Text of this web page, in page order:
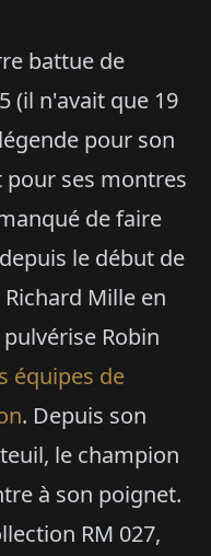
battue de
(il n'avait que 19
pour son
ses montres
de faire
le début de
Mille en
Robin
équipes de
. Depuis son
le champion
à son poignet.
RM 027,